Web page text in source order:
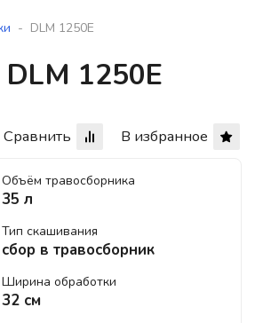
- DLM 1250E
1250E
Сравнить В избранное
Объём травосборника
35 л
Тип скашивания
сбор в травосборник
Ширина обработки
32 см